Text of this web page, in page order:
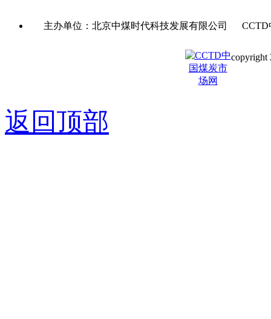
主办单位：北京中煤时代科技发展有限公司
copyright
返回顶部